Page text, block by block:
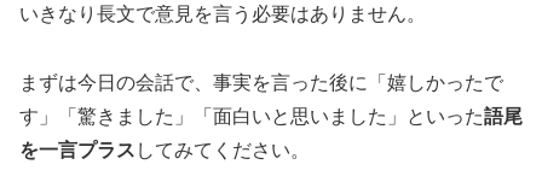
いきなり長文で意見を言う必要はありません。
まずは今日の会話で、事実を言った後に「嬉しかったで
す」「驚きました」「面白いと思いました」といった語尾
を一言プラス してみてください。